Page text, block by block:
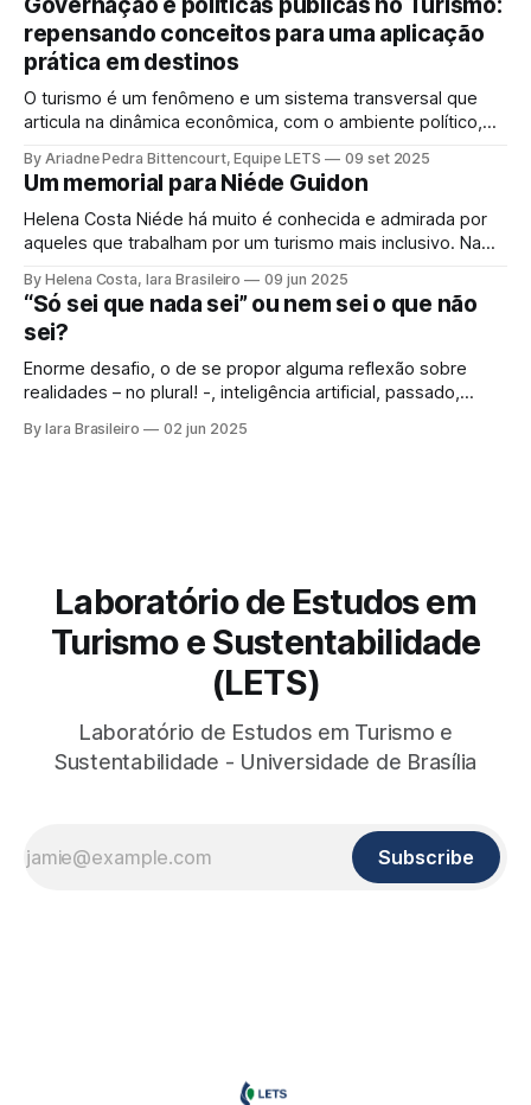
população de cerca de 500 pessoas tem água, arte
Governação e políticas públicas no Turismo:
repensando conceitos para uma aplicação
prática em destinos
O turismo é um fenômeno e um sistema transversal que
articula na dinâmica econômica, com o ambiente político,
e o meio ambiente, num mesmo quadro de
desenvolvimento sustentável, inclusão social, e
fortalecimento de territórios. Contudo, para que seu
potencial se
By Ariadne Pedra Bittencourt, Equipe LETS 09 set 2025
Um memorial para Niéde Guidon
Helena Costa Niéde há muito é conhecida e admirada por
aqueles que trabalham por um turismo mais inclusivo. Na
movimentos que olhavam não apenas para os
antepassados e tudo que a Arqueologia poderia revelar.
Como se isso fosse insuficiente, ela olhava para aquelas
By Helena Costa, Iara Brasileiro 09 jun 2025
“Só sei que nada sei” ou nem sei o que não
sei?
Enorme desafio, o de se propor alguma reflexão sobre
realidades – no plural! -, inteligência artificial, passado,
que queiramos dar a esse termo. Afinal, o que é “ser
By Iara Brasileiro 02 jun 2025
Laboratório de Estudos em
Turismo e Sustentabilidade
(LETS)
Laboratório de Estudos em Turismo e
Sustentabilidade - Universidade de Brasília
Subscribe